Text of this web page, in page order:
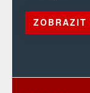
ZOBRAZIT